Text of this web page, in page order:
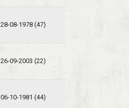
28-08-1978 (47)
26-09-2003 (22)
06-10-1981 (44)